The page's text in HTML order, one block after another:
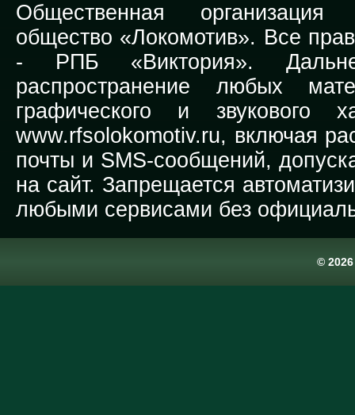
Общественная организация
общество «Локомотив». Все
- РПБ «Виктория».
распространение любых
графического и звукового
www.rfsolokomotiv.ru, включая
почты и SMS-сообщений,
на сайт. Запрещается
любыми сервисами без
©